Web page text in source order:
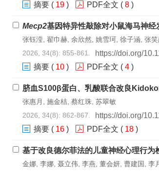
摘要 ( 19 ) PDF全文 ( 8 )
Mecp2基因特异性敲除对小鼠海马神经
张钰滢, 翟巾赫, 余欣然, 姚雪珂, 徐子涵, 张
2026, 34(8): 855-861.
https://doi.org/
摘要 ( 10 ) PDF全文 ( 4 )
脐血S100β蛋白、乳酸联合改良
张惠月, 施金桔, 蔡红珠, 苏翠敏
2026, 34(8): 862-867.
https://doi.org/
摘要 ( 16 ) PDF全文 ( 18 )
基于改良德尔菲法的儿童神经心理行
金娜, 李娜, 聂立伟, 李燕, 董会妍, 曹建国,